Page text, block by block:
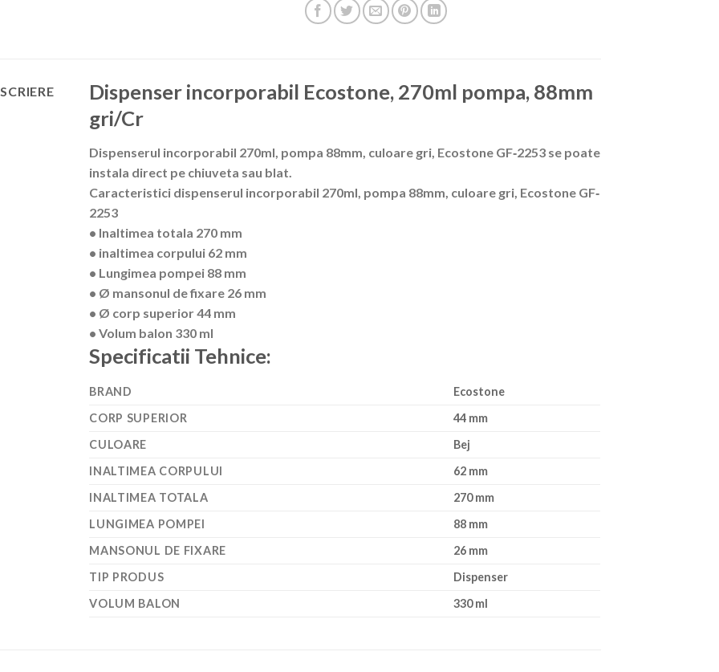
Dispenser incorporabil Ecostone, 270ml pompa, 88mm
gri/Cr
Dispenserul incorporabil 270ml, pompa 88mm, culoare gri, Ecostone GF‐2253 se poate
instala direct pe chiuveta sau blat.
Caracteristici dispenserul incorporabil 270ml, pompa 88mm, culoare gri, Ecostone GF‐
2253
• Inaltimea totala 270 mm
• inaltimea corpului 62 mm
• Lungimea pompei 88 mm
• Ø mansonul de fixare 26 mm
• Ø corp superior 44 mm
• Volum balon 330 ml
Specificatii Tehnice:
BRAND
Ecostone
CORP SUPERIOR
44 mm
CULOARE
Bej
INALTIMEA CORPULUI
62 mm
INALTIMEA TOTALA
270 mm
LUNGIMEA POMPEI
88 mm
MANSONUL DE FIXARE
26 mm
TIP PRODUS
Dispenser
VOLUM BALON
330 ml